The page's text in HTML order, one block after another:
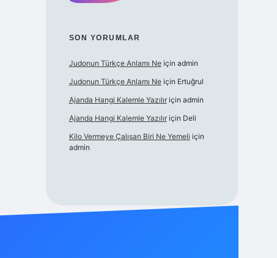
SON YORUMLAR
Judonun Türkçe Anlamı Neiçin admin
Judonun Türkçe Anlamı Neiçin Ertuğrul
Ajanda Hangi Kalemle Yazılıriçin admin
Ajanda Hangi Kalemle Yazılıriçin Deli
Kilo Vermeye Çalışan Biri Ne Yemeli için
admin